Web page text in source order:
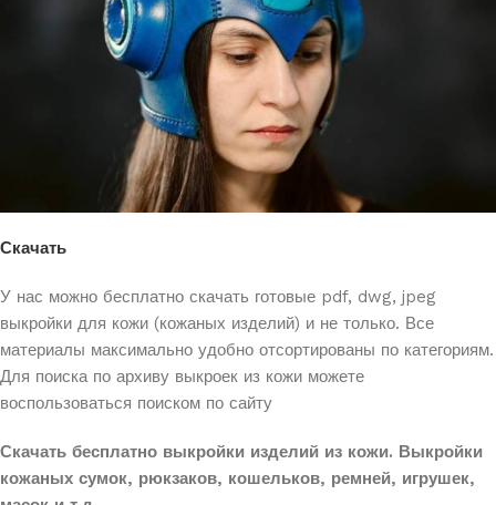
Скачать
У нас можно бесплатно скачать готовые pdf, dwg, jpeg
выкройки для кожи (кожаных изделий) и не только. Все
материалы максимально удобно отсортированы по категориям.
Для поиска по архиву выкроек из кожи можете
воспользоваться поиском по сайту
Скачать бесплатно выкройки изделий из кожи. Выкройки
кожаных сумок, рюкзаков, кошельков, ремней, игрушек,